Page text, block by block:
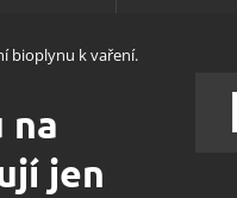
bioplynu k vaření.
na
jen